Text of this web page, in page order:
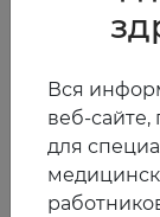
Предыдущая
новость
Вся
веб-
для